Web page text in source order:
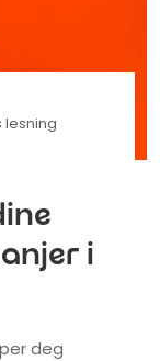
lesning
i
deg